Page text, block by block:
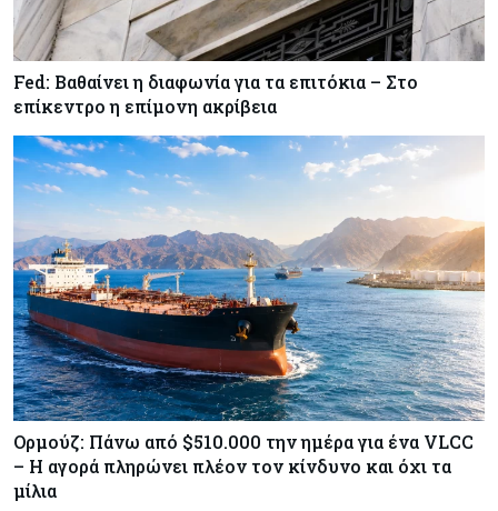
34.787 νέες εγγραφές οχημάτων στο επτάμηνο
- Άνοδος 11,5% σε σχέση με πέρσι
Κόσμος
ΕΚΤ: Αιφνιδιάστηκε από την πώληση ευρώ από
τις ΗΠΑ
Κύπρος 07-08-2026
Χορηγία €10.000 για υποτροφίες σε φοιτητές του
ΤΕΠΑΚ
Fed: Βαθαίνει η διαφωνία για τα επιτόκια – Στο
επίκεντρο η επίμονη ακρίβεια
Ορμούζ: Πάνω από $510.000 την ημέρα για ένα VLCC
– Η αγορά πληρώνει πλέον τον κίνδυνο και όχι τα
μίλια